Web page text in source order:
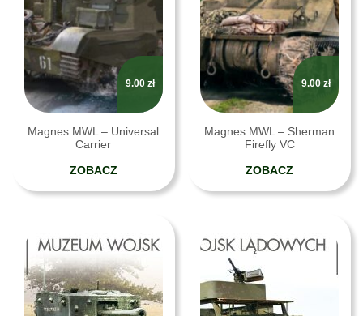
Magnes MWL – Universal
Carrier
9.00 zł
ZOBACZ
Magnes MWL – Sherman
Firefly VC
9.00 zł
ZOBACZ